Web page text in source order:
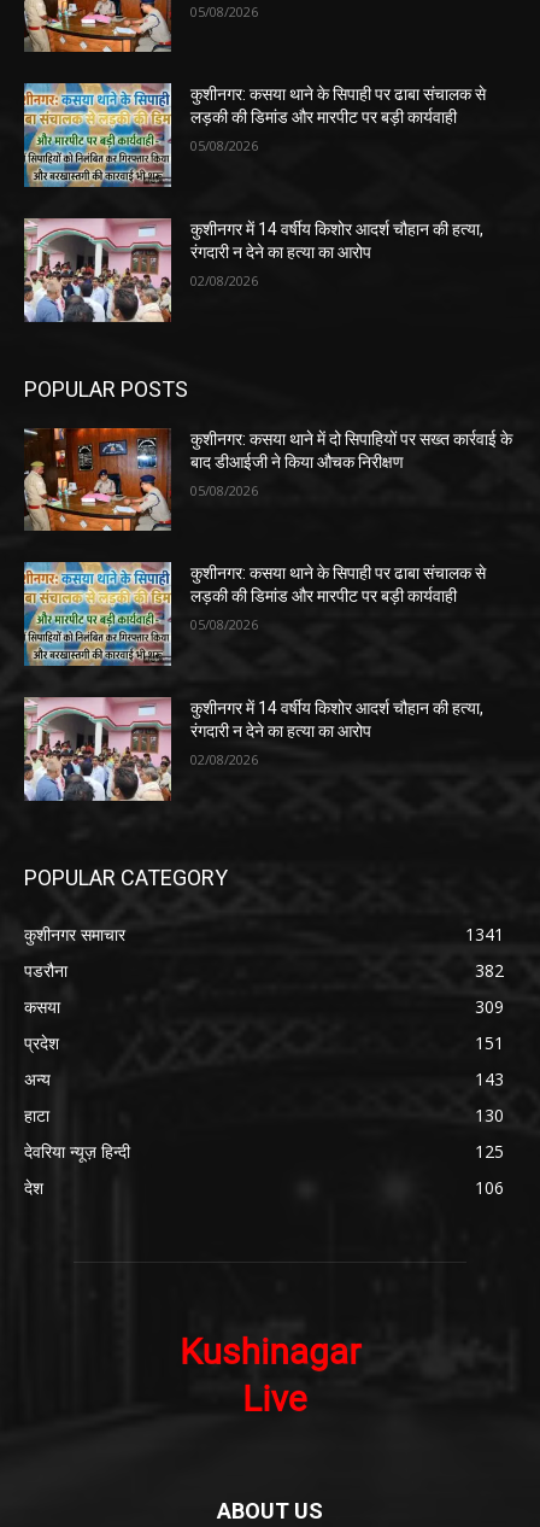
05/08/2026
कुशीनगर: कसया थाने के सिपाही पर ढाबा संचालक से
लड़की की डिमांड और मारपीट पर बड़ी कार्यवाही
05/08/2026
कुशीनगर में 14 वर्षीय किशोर आदर्श चौहान की हत्या,
रंगदारी न देने का हत्या का आरोप
02/08/2026
POPULAR POSTS
कुशीनगर: कसया थाने में दो सिपाहियों पर सख्त कार्रवाई के
बाद डीआईजी ने किया औचक निरीक्षण
05/08/2026
कुशीनगर: कसया थाने के सिपाही पर ढाबा संचालक से
लड़की की डिमांड और मारपीट पर बड़ी कार्यवाही
05/08/2026
कुशीनगर में 14 वर्षीय किशोर आदर्श चौहान की हत्या,
रंगदारी न देने का हत्या का आरोप
02/08/2026
POPULAR CATEGORY
कुशीनगर समाचार
1341
पडरौना
382
कसया
309
प्रदेश
151
अन्य
143
हाटा
130
देवरिया न्यूज़ हिन्दी
125
देश
106
ABOUT US